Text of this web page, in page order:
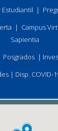
|
| Campus
Sapientia
Posgrados |
| Disp. COVID-